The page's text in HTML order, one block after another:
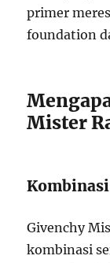
primer
foundation
Mister
Givenchy
kombinasi